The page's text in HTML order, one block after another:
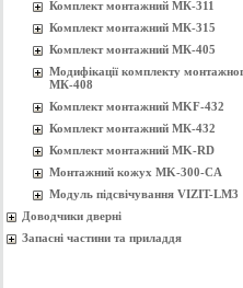
Комплект монтажний МК-311
Комплект монтажний МК-315
Комплект монтажний МК-405
Модифікації комплекту
МК-408
Комплект монтажний MKF-432
Комплект монтажний МК-432
Комплект монтажний MK-RD
Монтажний кожух MK-300-CA
Модуль підсвічування VIZIT-LM3
Доводчики дверні
Запасні частини та приладдя